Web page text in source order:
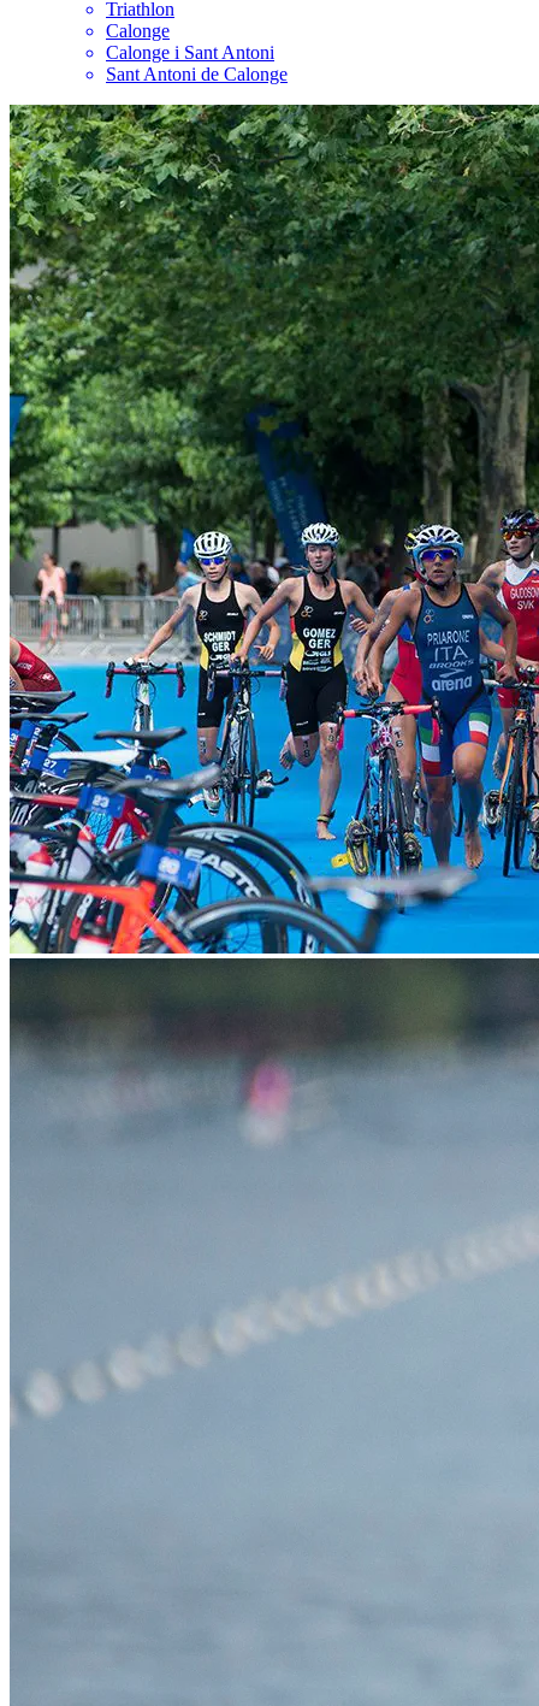
Triathlon
Calonge
Calonge i Sant Antoni
Sant Antoni de Calonge